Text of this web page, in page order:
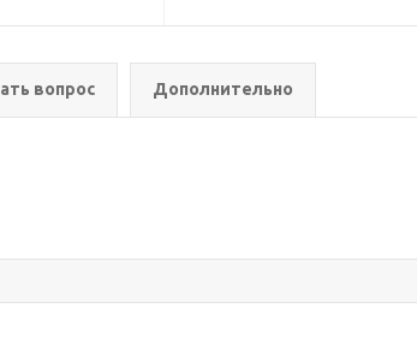
вопрос Дополнительно